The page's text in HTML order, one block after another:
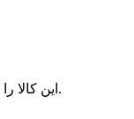
این کالا را با استفاده از کلمات کوتاه و ساده توضیح دهید.